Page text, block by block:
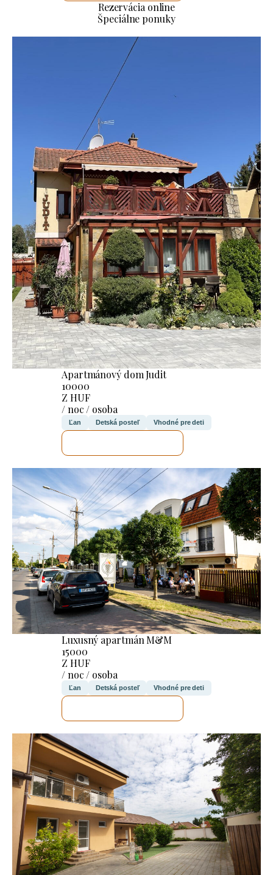
Rezervácia online
Špeciálne ponuky
Apartmánový dom Judit
10000
Z HUF
/ noc / osoba
Ľan Detská posteľ Vhodné pre deti
Luxusný apartmán M&M
15000
Z HUF
/ noc / osoba
Ľan Detská posteľ Vhodné pre deti